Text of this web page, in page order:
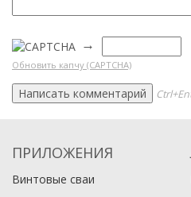
→
Обновить капчу (CAPTCHA)
ПРИЛОЖЕНИЯ
Винтовые сваи